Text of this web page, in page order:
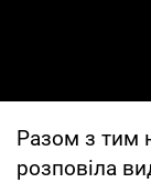
Разом з тим
розповіла